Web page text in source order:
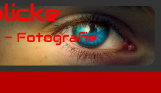
- Fotografie